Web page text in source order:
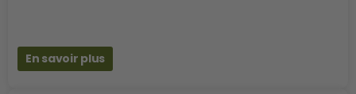
En savoir plus